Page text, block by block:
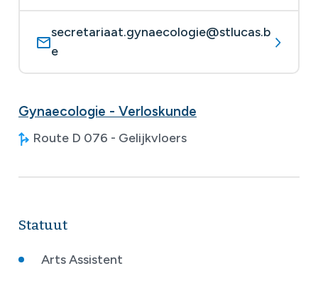
secretariaat.gynaecologie@stlucas.b
e
Gynaecologie - Verloskunde
Route D 076 - Gelijkvloers
Statuut
Arts Assistent